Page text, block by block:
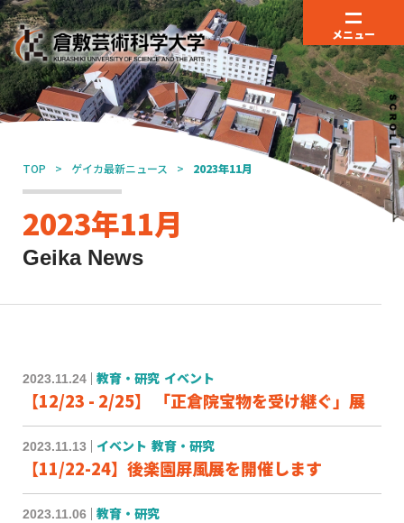
メニュー
TOP ゲイカ最新ニュース 2023年11月
2023年11月
Geika News
2023.11.24 教育・研究 イベント
【12/23 - 2/25】 「正倉院宝物を受け継ぐ」展
2023.11.13 イベント 教育・研究
【11/22-24】後楽園屏風展を開催します
2023.11.06 教育・研究